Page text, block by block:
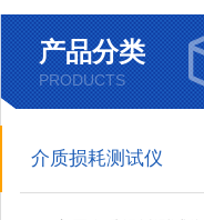
产品分类
PRODUCTS
介质损耗测试仪